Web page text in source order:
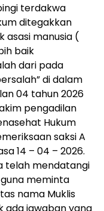
terdakwa
ditegakkan
asasi manusia (
baik
dari pada
di dalam
04 tahun 2026
pengadilan
Hukum
saksi A
14 – 04 – 2026.
telah mendatangi
meminta
nama Muklis
ada jawaban yang